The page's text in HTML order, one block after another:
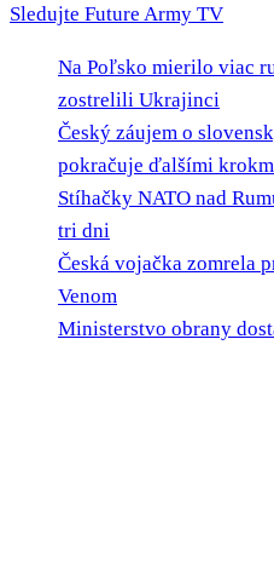
Sledujte Future Army TV
Na Poľsko mierilo viac
zostrelili Ukrajinci
Český záujem o
pokračuje ďalšími
Stíhačky NATO nad
tri dni
Česká vojačka zomrela
Venom
Ministerstvo obrany